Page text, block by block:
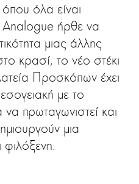
όλα είναι
Analogue ήρθε να
μιας άλλης
κρασί, το νέο στέκι
Προσκόπων έχει
με το
πρωταγωνιστεί και
μια